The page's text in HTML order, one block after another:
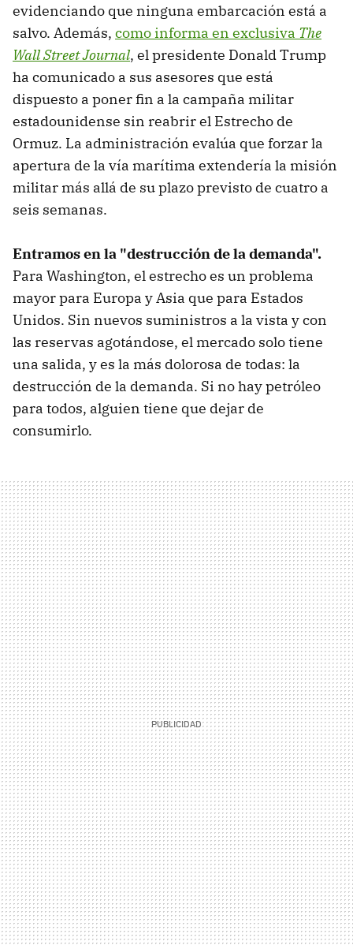
evidenciando que ninguna embarcación está a
salvo. Además, como informa en exclusiva The
Wall Street Journal, el presidente Donald Trump
ha comunicado a sus asesores que está
dispuesto a poner fin a la campaña militar
estadounidense sin reabrir el Estrecho de
Ormuz. La administración evalúa que forzar la
apertura de la vía marítima extendería la misión
militar más allá de su plazo previsto de cuatro a
seis semanas.
Entramos en la "destrucción de la demanda".
Para Washington, el estrecho es un problema
mayor para Europa y Asia que para Estados
Unidos. Sin nuevos suministros a la vista y con
las reservas agotándose, el mercado solo tiene
una salida, y es la más dolorosa de todas: la
destrucción de la demanda. Si no hay petróleo
para todos, alguien tiene que dejar de
consumirlo.